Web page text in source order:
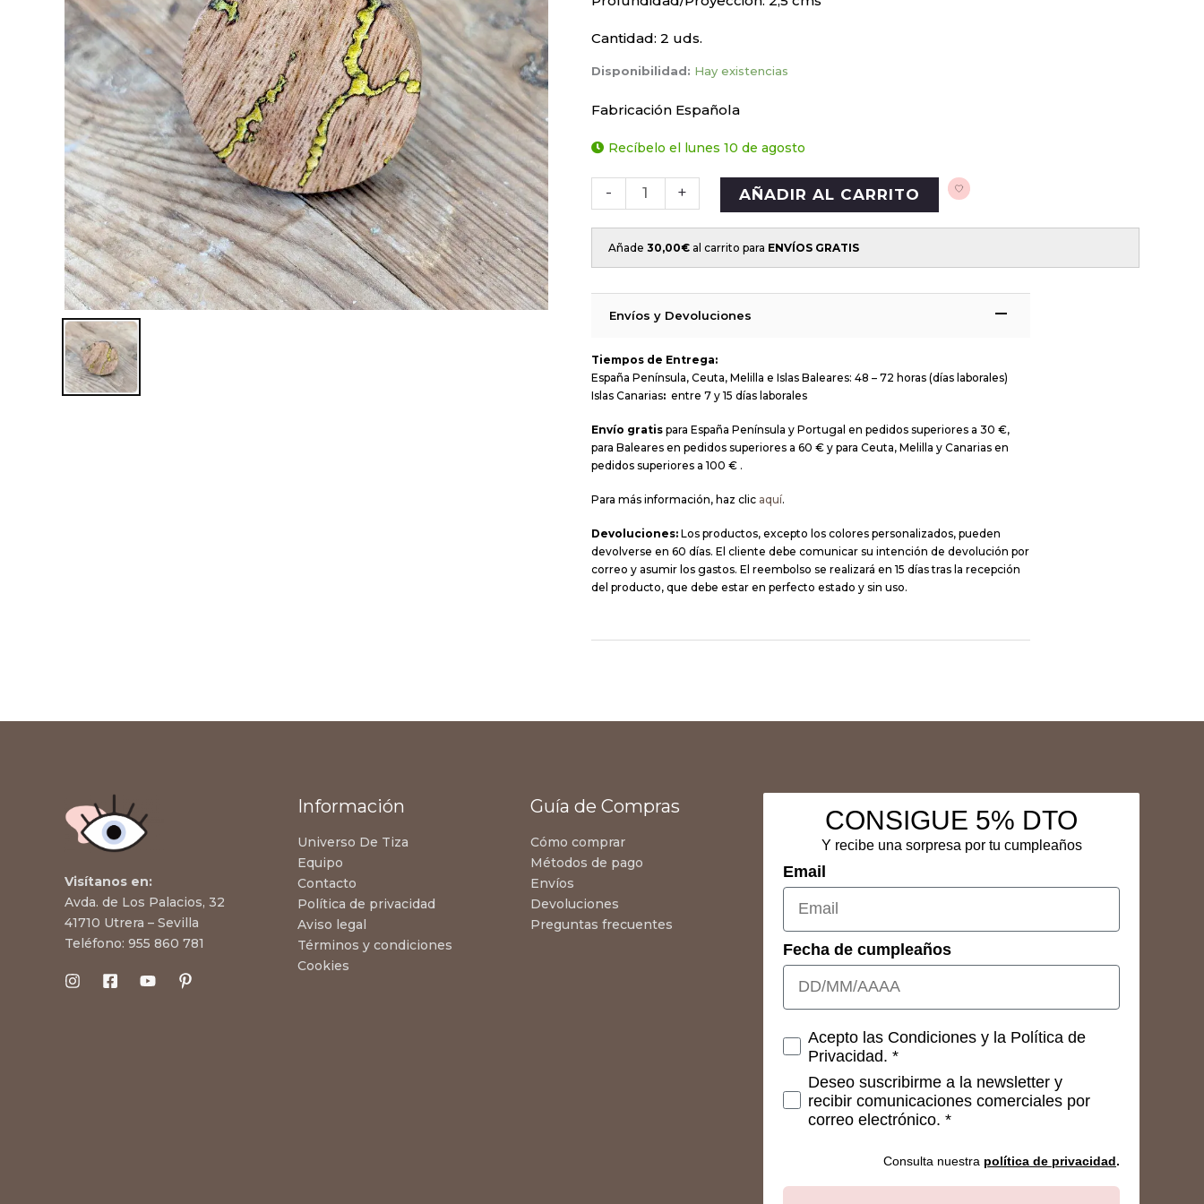
Cantidad: 2 uds.
Disponibilidad: Hay existencias
Fabricación Española
Recíbelo el lunes 10 de agosto
- + AÑADIR AL CARRITO
Añade 30,00€ al carrito para ENVÍOS GRATIS
Envíos y Devoluciones
Tiempos de Entrega:
España Península, Ceuta, Melilla e Islas Baleares: 48 – 72 horas (días laborales)
Islas Canarias: entre 7 y 15 días laborales
Envío gratis para España Península y Portugal en pedidos superiores a 30 €,
para Baleares en pedidos superiores a 60 € y para Ceuta, Melilla y Canarias en
pedidos superiores a 100 € .
Para más información, haz clic aquí.
Devoluciones: Los productos, excepto los colores personalizados, pueden
devolverse en 60 días. El cliente debe comunicar su intención de devolución por
correo y asumir los gastos. El reembolso se realizará en 15 días tras la recepción
del producto, que debe estar en perfecto estado y sin uso.
Visítanos en:
Avda. de Los Palacios, 32
41710 Utrera – Sevilla
Teléfono: 955 860 781
Información
Universo De Tiza
Equipo
Contacto
Política de privacidad
Aviso legal
Términos y condiciones
Cookies
Guía de Compras
Cómo comprar
Métodos de pago
Envíos
Devoluciones
Preguntas frecuentes
CONSIGUE 5% DTO
Y recibe una sorpresa por tu cumpleaños
Email
Fecha de cumpleaños
Consetimientos
Acepto las Condiciones y la Política de
Privacidad. *
Deseo suscribirme a la newsletter y
recibir comunicaciones comerciales por
correo electrónico. *
Consulta nuestra política de privacidad.